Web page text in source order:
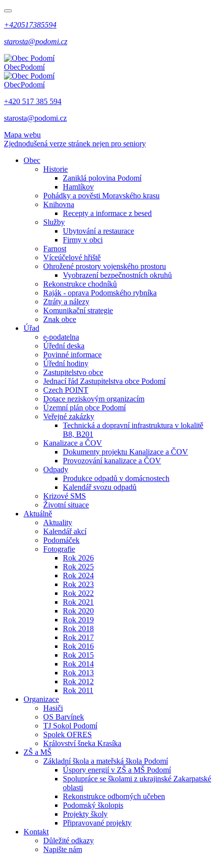
+420517385594
starosta@podomi.cz
ObecPodomí
ObecPodomí
+420 517 385 594
starosta@podomi.cz
Mapa webu
Zjednodušená verze stránek nejen pro seniory
Obec
Historie
Zaniklá polovina Podomí
Hamlíkov
Pohádky a pověsti Moravského krasu
Knihovna
Recepty a informace z besed
Služby
Ubytování a restaurace
Firmy v obci
Farnost
Víceúčelové hřiště
Ohrožené prostory vojenského prostoru
Vyobrazení bezpečnostních okruhů
Rekonstrukce chodníků
Raják - oprava Podomského rybníka
Ztráty a nálezy
Komunikační strategie
Znak obce
Úřad
e-podatelna
Úřední deska
Povinné informace
Úřední hodiny
Zastupitelstvo obce
Jednací řád Zastupitelstva obce Podomí
Czech POINT
Dotace neziskovým organizacím
Územní plán obce Podomí
Veřejné zakázky
Technická a dopravní infrastruktura v lokalitě
B8, B201
Kanalizace a ČOV
Dokumenty projektu Kanalizace a ČOV
Provozování kanalizace a ČOV
Odpady
Produkce odpadů v domácnostech
Kalendář svozu odpadů
Krizové SMS
Životní situace
Aktuálně
Aktuality
Kalendář akcí
Podomáček
Fotografie
Rok 2026
Rok 2025
Rok 2024
Rok 2023
Rok 2022
Rok 2021
Rok 2020
Rok 2019
Rok 2018
Rok 2017
Rok 2016
Rok 2015
Rok 2014
Rok 2013
Rok 2012
Rok 2011
Organizace
Hasiči
OS Barvínek
TJ Sokol Podomí
Spolek OFRES
Království šneka Krasíka
ZŠ a MŠ
Základní škola a mateřská škola Podomí
Úspory energií v ZŠ a MŠ Podomí
Spolupráce se školami z ukrajinské Zakarpatské
oblasti
Rekonstrukce odborných učeben
Podomský školopis
Projekty školy
Připravované projekty
Kontakt
Důležité odkazy
Napište nám